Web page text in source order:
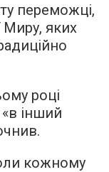
переможці,
Миру, яких
році
інший
кожному